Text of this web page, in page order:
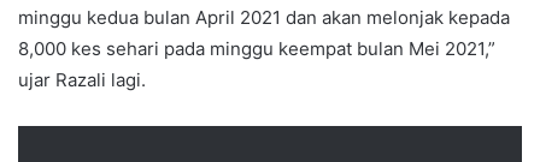
minggu kedua bulan April 2021 dan akan melonjak kepada
8,000 kes sehari pada minggu keempat bulan Mei 2021,”
ujar Razali lagi.